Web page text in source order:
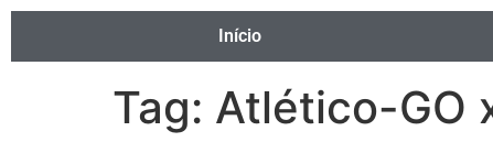
Início
Tag: Atlético-GO